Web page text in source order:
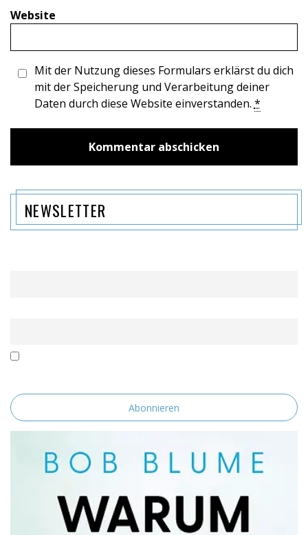
Website
Mit der Nutzung dieses Formulars erklärst du dich
mit der Speicherung und Verarbeitung deiner
Daten durch diese Website einverstanden. *
NEWSLETTER